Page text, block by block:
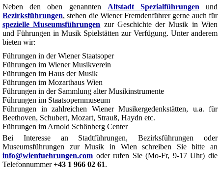
Neben den oben genannten Altstadt Spezialführungen und
Bezirksführungen, stehen die Wiener Fremdenführer gerne auch für
spezielle Museumsführungen zur Geschichte der Musik in Wien
und Führungen in Musik Spielstätten zur Verfügung. Unter anderem
bieten wir:
Führungen in der Wiener Staatsoper
Führungen im Wiener Musikverein
Führungen im Haus der Musik
Führungen im Mozarthaus Wien
Führungen in der Sammlung alter Musikinstrumente
Führungen im Staatsopernmuseum
Führungen in zahlreichen Wiener Musikergedenkstätten, u.a. für
Beethoven, Schubert, Mozart, Strauß, Haydn etc.
Führungen im Arnold Schönberg Center
Bei Interesse an Stadtführungen, Bezirksführungen oder
Museumsführungen zur Musik in Wien schreiben Sie bitte an
info@wienfuehrungen.com oder rufen Sie (Mo-Fr, 9-17 Uhr) die
Telefonnummer+43 1 966 02 61.